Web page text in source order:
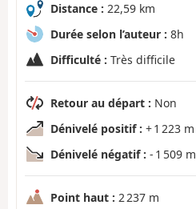
Distance : 22,59 km
Durée selon l’auteur : 8h
Difficulté : Très difficile
Retour au départ : Non
Dénivelé positif : + 1 223 m
Dénivelé négatif : - 1 509 m
Point haut : 2 237 m